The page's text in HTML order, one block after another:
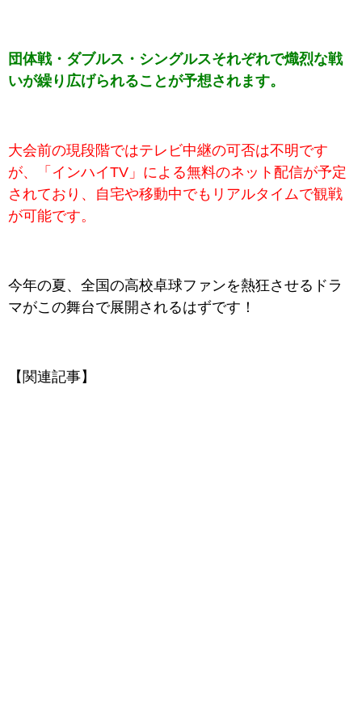
団体戦・ダブルス・シングルスそれぞれで熾烈な戦
いが繰り広げられることが予想されます。
大会前の現段階ではテレビ中継の可否は不明です
が、「インハイTV」による無料のネット配信が予定
されており、自宅や移動中でもリアルタイムで観戦
が可能です。
今年の夏、全国の高校卓球ファンを熱狂させるドラ
マがこの舞台で展開されるはずです！
【関連記事】